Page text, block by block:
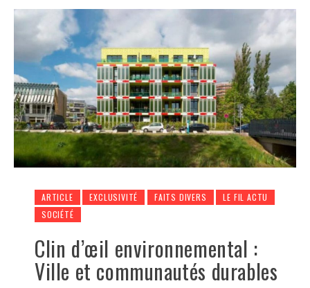
ARTICLE EXCLUSIVITÉ FAITS DIVERS
LE FIL ACTU
SOCIÉTÉ
Clin d’œil environnemental :
Ville et communautés durables